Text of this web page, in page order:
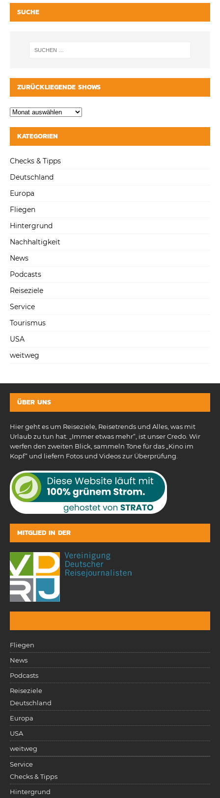
SUCHE
ZURÜCKLIEGENDE SHOWS
KATEGORIEN
Checks & Tipps
Deutschland
Europa
Fliegen
Hintergrund
Nachhaltigkeit
News
Podcasts
Reiseziele
Service
Tourismus
USA
weitweg
ÜBER UNS
Hier geht es um Reiseziele, Reisetrends und Alles, was mit
Urlaub zu tun hat. „Immer etwas mehr“, ist unser Credo. Wir
werfen den zweiten Blick, sammeln Töne für das „Kino im
Kopf“ und liefern Fotos und Videos zur Überprüfung.
MITGLIED IN DER
Fliegen
News
Podcasts
Reiseziele
Deutschland
Europa
USA
weitweg
Service
Checks & Tipps
Hintergrund